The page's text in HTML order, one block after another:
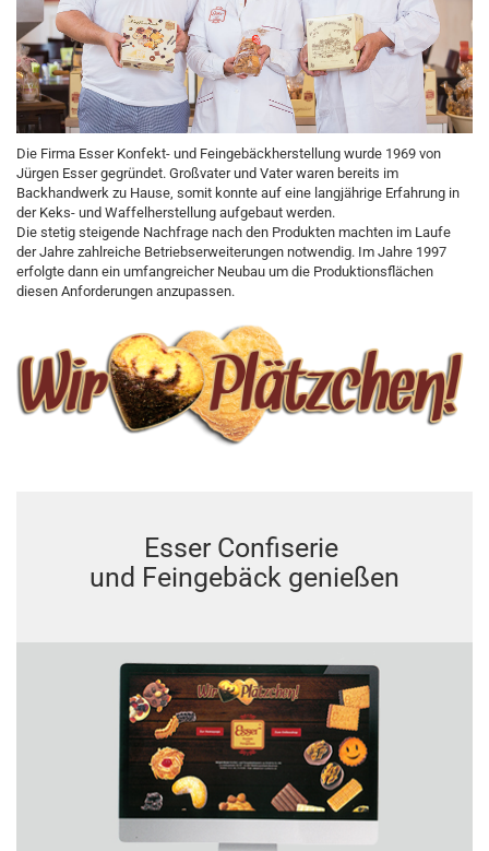
Die Firma Esser Konfekt- und Feingebäckherstellung wurde 1969 von
Jürgen Esser gegründet. Großvater und Vater waren bereits im
Backhandwerk zu Hause, somit konnte auf eine langjährige Erfahrung in
der Keks- und Waffelherstellung aufgebaut werden.
Die stetig steigende Nachfrage nach den Produkten machten im Laufe
der Jahre zahlreiche Betriebserweiterungen notwendig. Im Jahre 1997
erfolgte dann ein umfangreicher Neubau um die Produktionsflächen
diesen Anforderungen anzupassen.
Esser Confiserie
und Feingebäck genießen